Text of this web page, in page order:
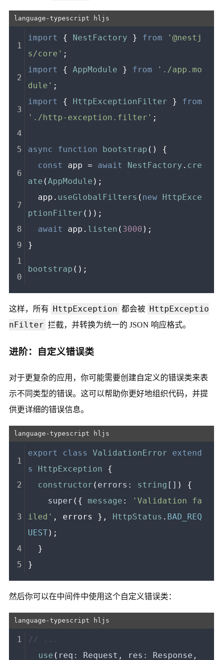
import { NestFactory } from
'@nestj
s/core' ;
import
{ AppModule } from
'./app.mo
dule' ;
import
{ HttpExceptionFilter } from
'./http-exception.filter' ;
async function bootstrap ( ) {
const
app = await NestFactory . cre
ate (AppModule );
  app.
useGlobalFilters ( new HttpExce
ptionFilter ());
await
app. listen ( 3000 );
}
bootstrap ();
这样，所有 HttpException 都会被 HttpExceptio
nFilter 拦截，并转换为统一的 JSON 响应格式。
进阶：自定义错误类
对于更复杂的应用，你可能需要创建自定义的错误类来表
示不同类型的错误。这可以帮助你更好地组织代码，并提
供更详细的错误信息。
export class ValidationError
extend
s
HttpException {
constructor ( errors: string [] ) {
super ({ message :
'Validation fa
iled' , errors }, HttpStatus . BAD_REQ
UEST);
  }
}
然后你可以在中间件中使用这个自定义错误类：
// ...
use ( req: Request, res: Response,